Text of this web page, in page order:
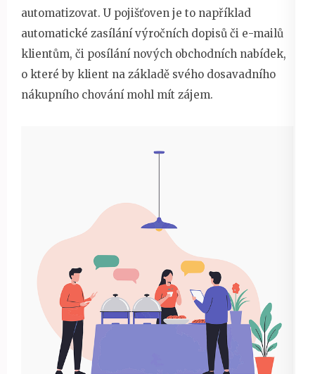
automatizovat. U pojišťoven je to například
automatické zasílání výročních dopisů či e-mailů
klientům, či posílání nových obchodních nabídek,
o které by klient na základě svého dosavadního
nákupního chování mohl mít zájem.